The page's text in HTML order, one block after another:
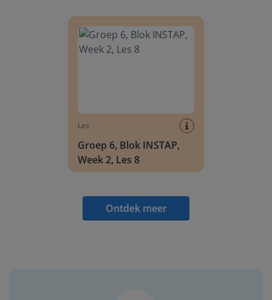
Les
Groep 6, Blok INSTAP,
Week 2, Les 8
Ontdek meer